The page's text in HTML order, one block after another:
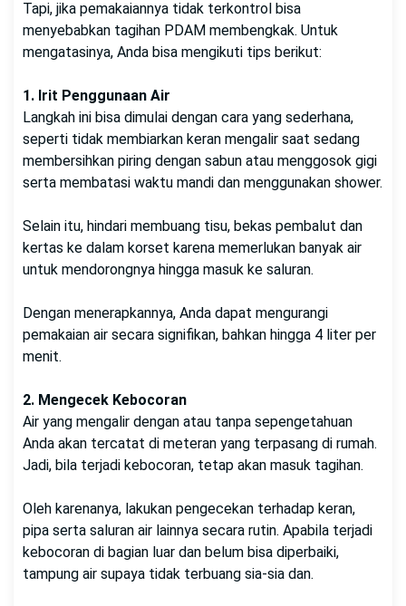
Tapi, jika pemakaiannya tidak terkontrol bisa
menyebabkan tagihan PDAM membengkak. Untuk
mengatasinya, Anda bisa mengikuti tips berikut:
1. Irit Penggunaan Air
Langkah ini bisa dimulai dengan cara yang sederhana,
seperti tidak membiarkan keran mengalir saat sedang
membersihkan piring dengan sabun atau menggosok gigi
serta membatasi waktu mandi dan menggunakan shower.
Selain itu, hindari membuang tisu, bekas pembalut dan
kertas ke dalam korset karena memerlukan banyak air
untuk mendorongnya hingga masuk ke saluran.
Dengan menerapkannya, Anda dapat mengurangi
pemakaian air secara signifikan, bahkan hingga 4 liter per
menit.
2. Mengecek Kebocoran
Air yang mengalir dengan atau tanpa sepengetahuan
Anda akan tercatat di meteran yang terpasang di rumah.
Jadi, bila terjadi kebocoran, tetap akan masuk tagihan.
Oleh karenanya, lakukan pengecekan terhadap keran,
pipa serta saluran air lainnya secara rutin. Apabila terjadi
kebocoran di bagian luar dan belum bisa diperbaiki,
tampung air supaya tidak terbuang sia-sia dan.